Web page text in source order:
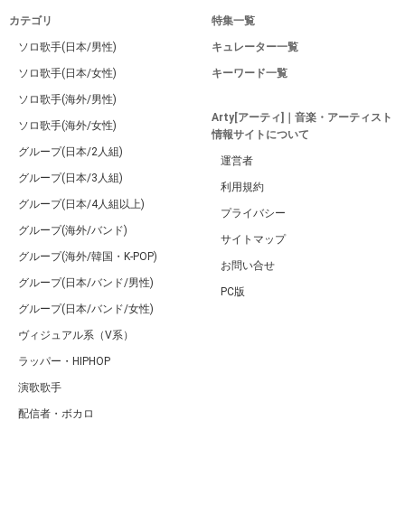
カテゴリ
ソロ歌手(日本/男性)
ソロ歌手(日本/女性)
ソロ歌手(海外/男性)
ソロ歌手(海外/女性)
グループ(日本/2人組)
グループ(日本/3人組)
グループ(日本/4人組以上)
グループ(海外/バンド)
グループ(海外/韓国・K-POP)
グループ(日本/バンド/男性)
グループ(日本/バンド/女性)
ヴィジュアル系（V系）
ラッパー・HIPHOP
演歌歌手
配信者・ボカロ
特集一覧
キュレーター一覧
キーワード一覧
Arty[アーティ]｜音楽・アーティスト
情報サイトについて
運営者
利用規約
プライバシー
サイトマップ
お問い合せ
PC版